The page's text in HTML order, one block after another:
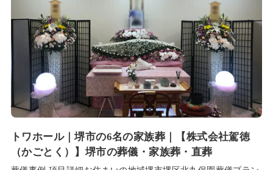
トワホール｜堺市の6名の家族葬｜【株式会社駕徳
（かごとく）】堺市の葬儀・家族葬・直葬